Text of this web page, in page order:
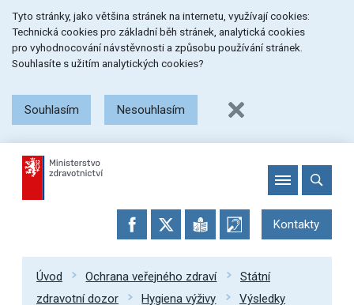
na
menu
na
obsah
na
patičku
stránky
Tyto stránky, jako většina stránek na internetu, využívají cookies:
Technická cookies pro základní běh stránek, analytická cookies
pro vyhodnocování návstěvnosti a způsobu používání stránek.
Souhlasíte s užitím analytických cookies?
Souhlasím Nesouhlasím
Kontakty
Úvod Ochrana veřejného zdraví
Státní
zdravotní dozor
Hygiena výživy
Výsledky